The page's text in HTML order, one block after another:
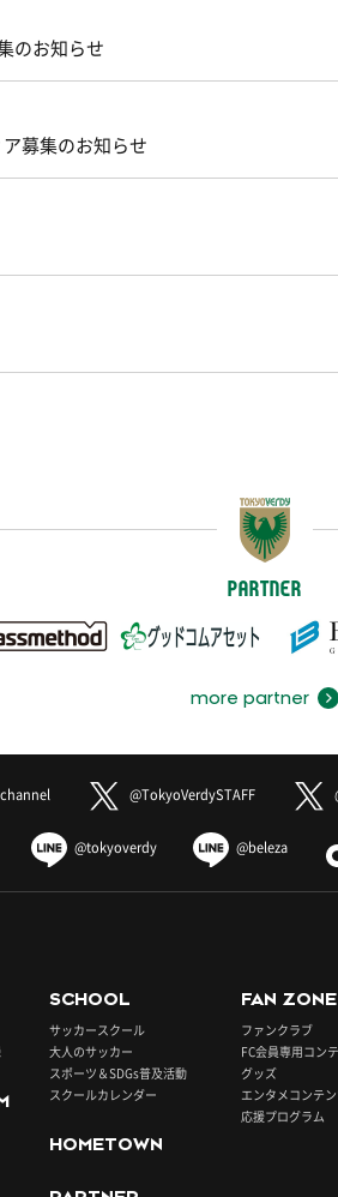
のお知らせ
募集のお知らせ
PARTNER
more partner
@TokyoVerdySTAFF
@tokyoverdy @beleza
SCHOOL
サッカースクール
大人のサッカー
スポーツ＆SDGs普及活動
スクールカレンダー
HOMETOWN
FAN ZONE
ファンクラブ
FC会員専用コン
グッズ
エンタメコンテ
応援プログラム